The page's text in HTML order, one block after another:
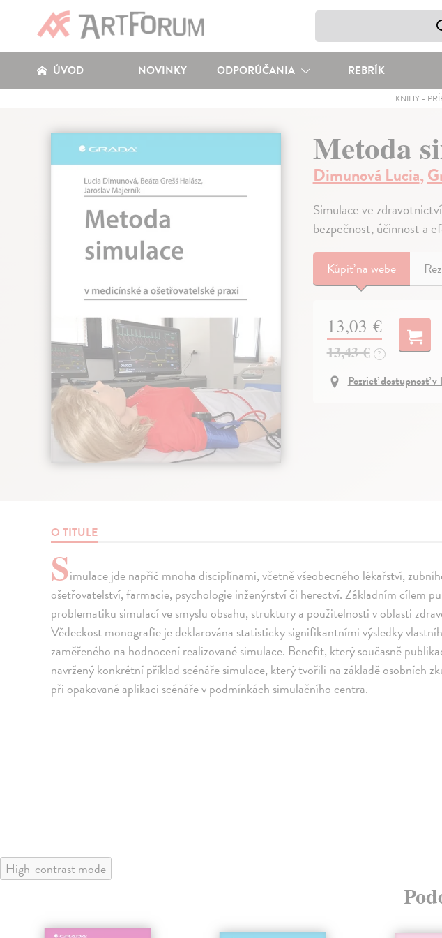
ÚVOD NOVINKY ODPORÚČANIA REBRÍK
KNIHY -
Metoda
Dimunová Lucia,
Simulace ve
bezpečnost, účinnost a
Kúpiťna webe
13,03 €
13,43 € ?
Pozrieť dostupnosť
O TITULE
Simulace jde napříč mnoha disciplínami, včetně všeobecného lékařství,
ošetřovatelství, farmacie, psychologie inženýrství či herectví. Základním cílem
problematiku simulací ve smyslu obsahu, struktury a použitelnosti v oblasti
Vědeckost monografie je deklarována statisticky signifikantními výsledky
zaměřeného na hodnocení realizované simulace. Benefit, který současně
navržený konkrétní příklad scénáře simulace, který tvořili na základě osobních
při opakované aplikaci scénáře v podmínkách simulačního centra.
High-contrast mode